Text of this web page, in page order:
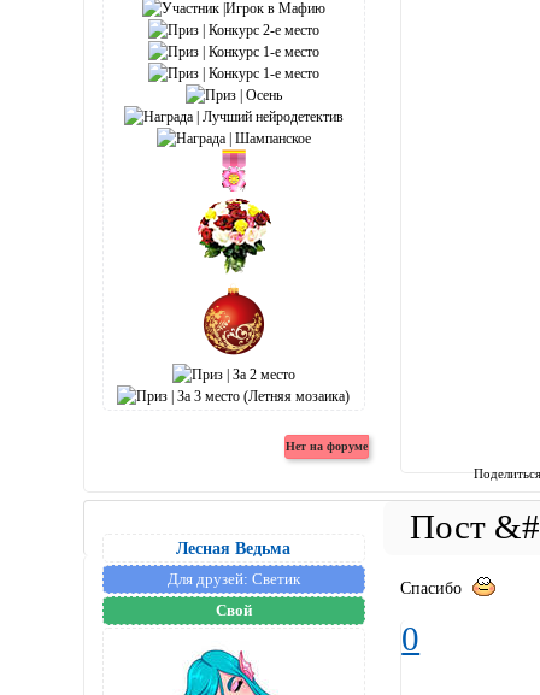
Лесная Ведьма
Для друзей: Светик
Свой
Спасибо
0